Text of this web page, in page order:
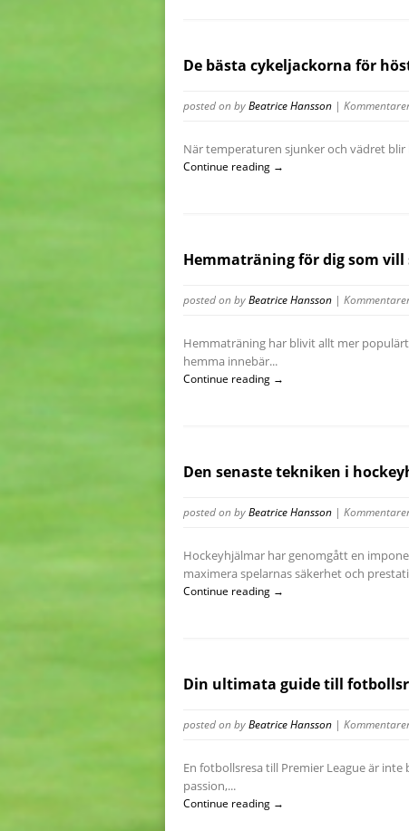
De bästa cykeljackorna för
posted onbyBeatrice Hansson |
När temperaturen sjunker och vädret
Continue reading →
Hemmaträning för dig som vill
posted onbyBeatrice Hansson |
Hemmaträning har blivit allt mer
hemma innebär...
Continue reading →
Den senaste tekniken i
posted onbyBeatrice Hansson |
Hockeyhjälmar har genomgått en
maximera spelarnas säkerhet och
Continue reading →
Din ultimata guide till
posted onbyBeatrice Hansson |
En fotbollsresa till Premier League är
passion,...
Continue reading →